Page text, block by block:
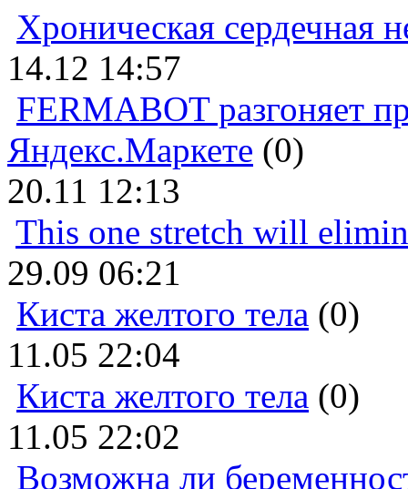
Хроническая сердечная
14.12 14:57
FERMABOT разгоняет
Яндекс.Маркете (0)
20.11 12:13
This one stretch will
29.09 06:21
Киста желтого тела (0)
11.05 22:04
Киста желтого тела (0)
11.05 22:02
Возможна ли